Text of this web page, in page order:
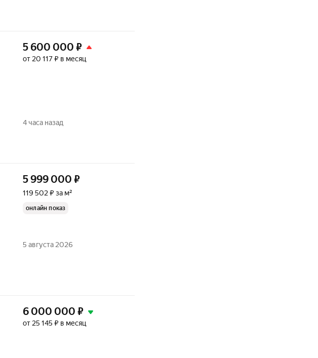
5 600 000 ₽
от 20 117 ₽ в месяц
4 часа назад
5 999 000 ₽
119 502 ₽ за м²
онлайн показ
5 августа 2026
6 000 000 ₽
от 25 145 ₽ в месяц